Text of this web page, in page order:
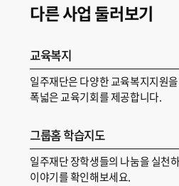
다른 사업 둘러보기
교육복지
일주재단은 다양한 교육복지지원
폭넓은 교육기회를 제공합니다.
그룹홈 학습지도
일주재단 장학생들의 나눔을 실천
이야기를 확인해보세요.